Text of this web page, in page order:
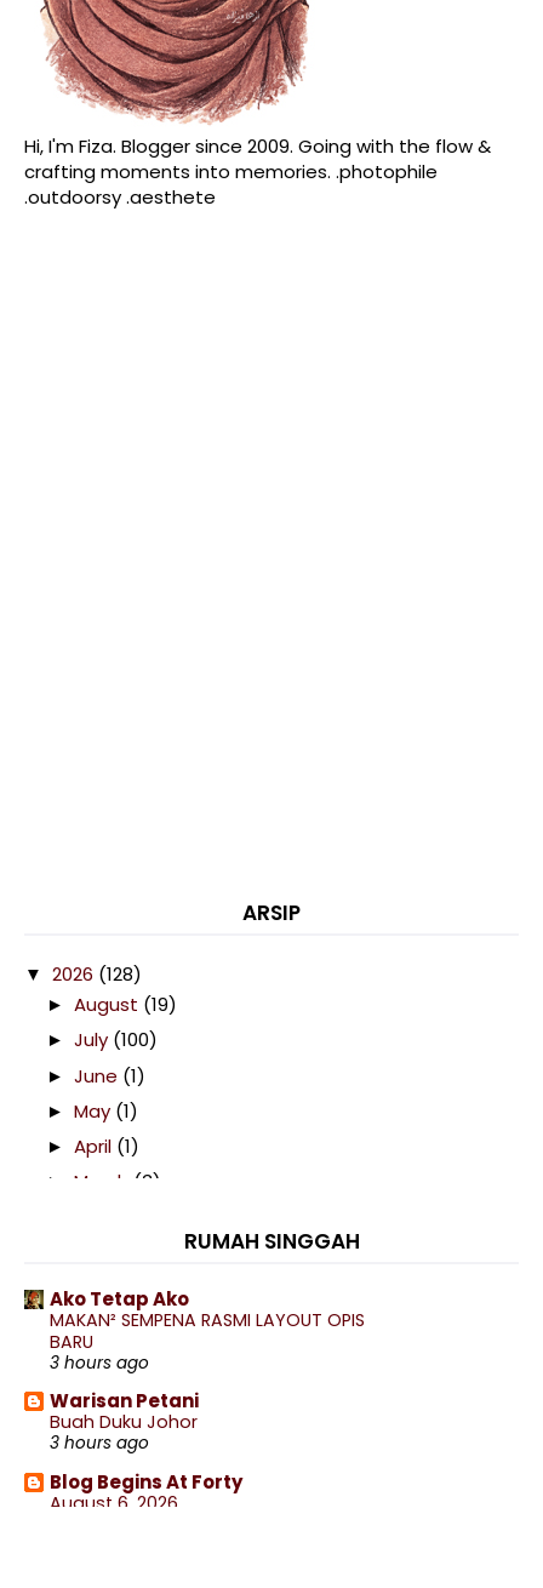
Hi, I'm Fiza. Blogger since 2009. Going with the flow &
crafting moments into memories. .photophile
.outdoorsy .aesthete
ARSIP
▼ 2026 (128)
► August (19)
► July (100)
► June (1)
► May (1)
► April (1)
► March (3)
Marhaban Ya Ramadan, Selamat Berpuasa
►January(1)
►2025(346)
►2024(329)
►2023(1202)
►2022 (1113)
2021(911)
RUMAH SINGGAH
Ako Tetap Ako
MAKAN² SEMPENA RASMI LAYOUT OPIS
BARU
3 hours ago
Warisan Petani
Buah Duku Johor
3 hours ago
Blog Begins At Forty
August 6, 2026